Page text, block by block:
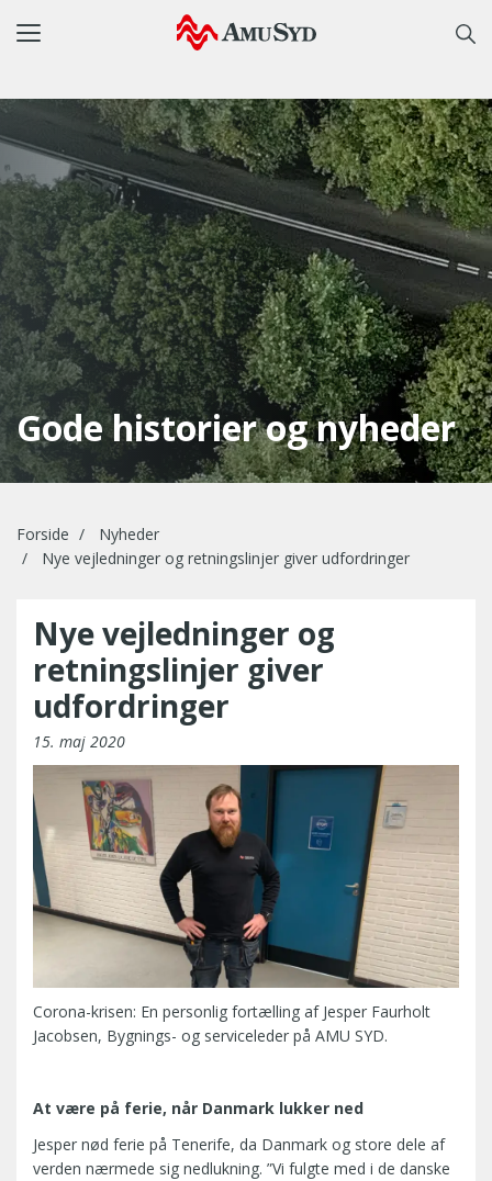
Toggle
Gode historier og nyheder
Forside
Nyheder
Nye vejledninger og retningslinjer giver udfordringer
Nye vejledninger og
retningslinjer giver
udfordringer
15. maj 2020
Corona-krisen: En personlig fortælling af Jesper Faurholt
Jacobsen, Bygnings- og serviceleder på AMU SYD.
At være på ferie, når Danmark lukker ned
Jesper nød ferie på Tenerife, da Danmark og store dele af
verden nærmede sig nedlukning. ”Vi fulgte med i de danske